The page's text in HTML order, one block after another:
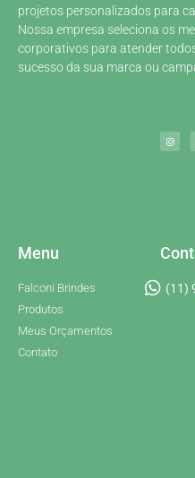
projetos personalizados para
Nossa empresa seleciona os
corporativos para atender
sucesso da sua marca ou
Menu
Falconi Brindes
Produtos
Meus Orçamentos
Contato
(11)